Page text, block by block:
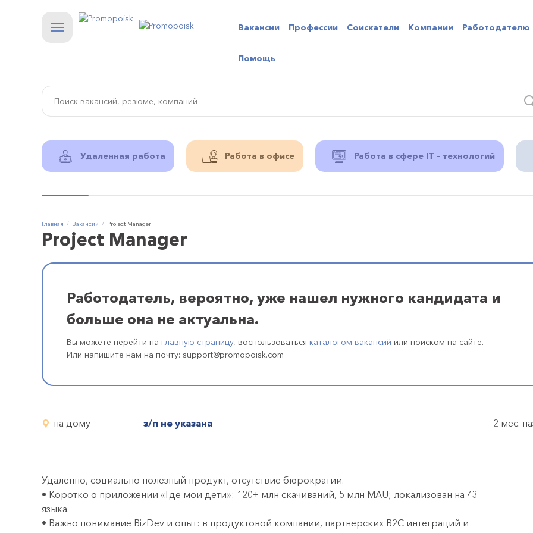
Вакансии Профессии Соискатели Компании Работодателю
Помощь
Удаленная работа Работа в офисе Работа в сфере IT - технологий
Главная Вакансии Project Manager
Project Manager
Работодатель, вероятно, уже нашел нужного кандидата и
больше она не актуальна.
Вы можете перейти на главную страницу, воспользоваться каталогом вакансий или поиском на сайте.
Или напишите нам на почту: support@promopoisk.com
на дому з/п не указана 2 мес.
Удаленно, социально полезный продукт, отсутствие бюрократии.
• Коротко о приложении «Где мои дети»: 120+ млн скачиваний, 5 млн MAU; локализован на 43
языка.
• Важно понимание BizDev и опыт: в продуктовой компании, партнерских В2С интеграций и